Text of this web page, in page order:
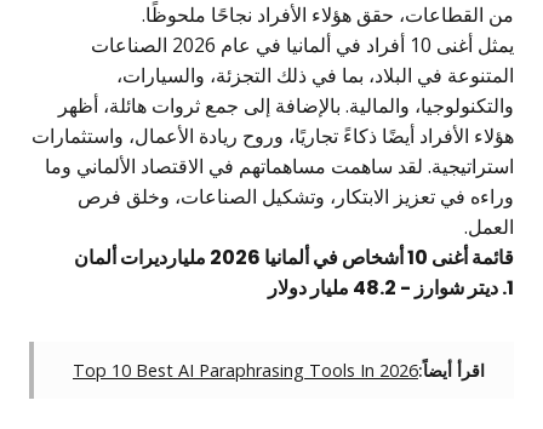
من القطاعات، حقق هؤلاء الأفراد نجاحًا ملحوظًا.
يمثل أغنى 10 أفراد في ألمانيا في عام 2026 الصناعات
المتنوعة في البلاد، بما في ذلك التجزئة، والسيارات،
والتكنولوجيا، والمالية. بالإضافة إلى جمع ثروات هائلة، أظهر
هؤلاء الأفراد أيضًا ذكاءً تجاريًا، وروح ريادة الأعمال، واستثمارات
استراتيجية. لقد ساهمت مساهماتهم في الاقتصاد الألماني وما
وراءه في تعزيز الابتكار، وتشكيل الصناعات، وخلق فرص
العمل.
قائمة أغنى 10 أشخاص في ألمانيا 2026 مليارديرات ألمان
1. ديتر شوارز - 48.2 مليار دولار
اقرأ أيضاً:Top 10 Best AI Paraphrasing Tools In 2026